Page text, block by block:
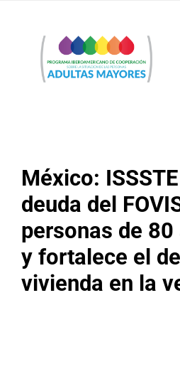
contenido
Buenas
México:
deuda del
personas de
y fortalece el
vivienda en la